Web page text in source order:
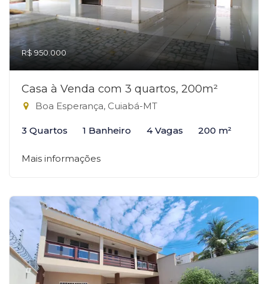
R$ 950.000
Casa à Venda com 3 quartos, 200m²
Boa Esperança, Cuiabá-MT
3 Quartos 1 Banheiro 4 Vagas 200 m²
Mais informações